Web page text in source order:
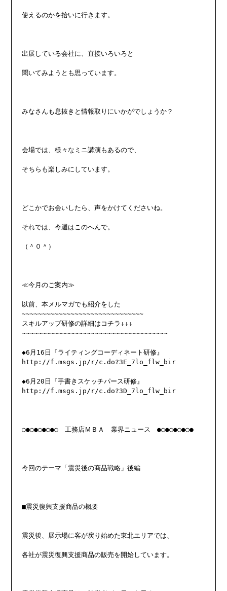
使えるのかを拾いに行きます。
出展している会社に、直接いろいろと
聞いてみようとも思っています。
みなさんも息抜きと情報取りにいかがでしょうか？
会場では、様々なミニ講演もあるので、
そちらも楽しみにしています。
どこかでお会いしたら、声をかけてくださいね。
それでは、今週はこのへんで。
（＾０＾）
≪今月のご案内≫
以前、本メルマガでも紹介をした
~~~~~~~~~~~~~~~~~~~~~~~~~~~~~~
スキルアップ研修の詳細はコチラ↓↓↓
~~~~~~~~~~~~~~~~~~~~~~~~~~~~~~~~~~~~
◆6月16日『ライティングコーディネート研修』
http://f.msgs.jp/r/c.do?3E_7lo_flw_bir
◆6月20日『手書きスケッチパース研修』
http://f.msgs.jp/r/c.do?3D_7lo_flw_bir
○●○●○●○●○　工務店ＭＢＡ　業界ニュース　●○●○●○●○●
今回のテーマ「震災後の商品戦略」後編
■震災復興支援商品の概要
震災後、展示場に客が戻り始めた東北エリアでは、
各社が震災復興支援商品の販売を開始しています。